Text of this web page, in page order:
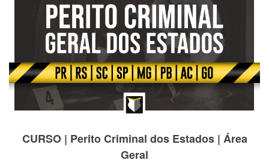
CURSO | Perito Criminal dos Estados | Área
Geral